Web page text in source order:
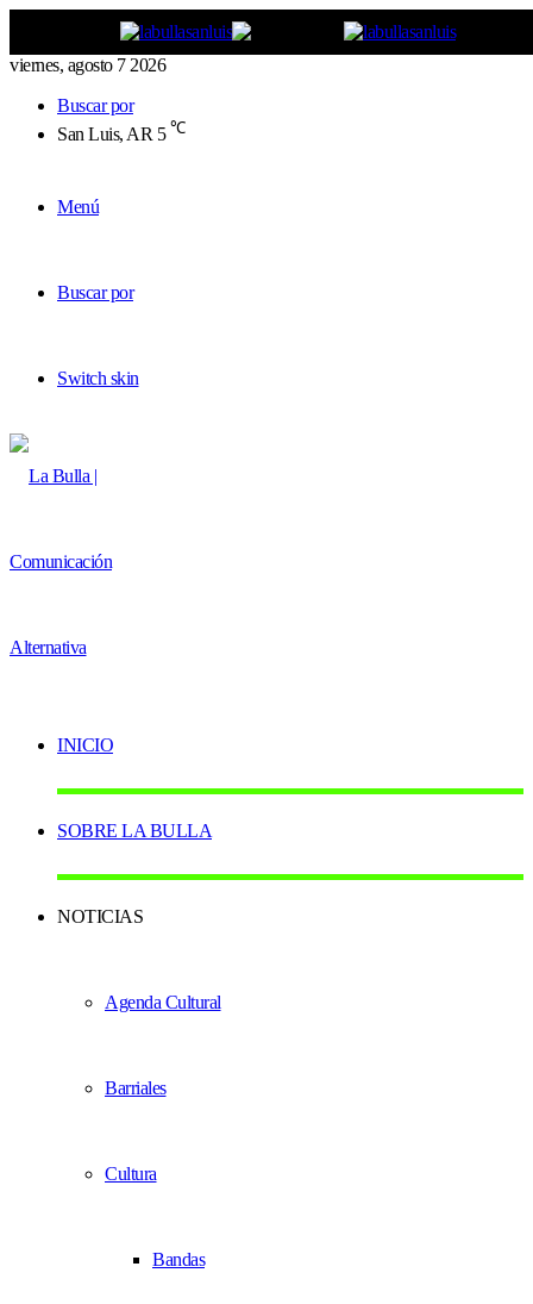
viernes, agosto 7 2026
Buscar por
San Luis, AR 5 ℃
Menú
Buscar por
Switch skin
INICIO
SOBRE LA BULLA
NOTICIAS
Agenda Cultural
Barriales
Cultura
Bandas